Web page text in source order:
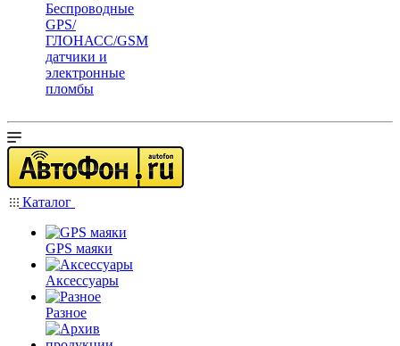
Беспроводные
GPS/
ГЛОНАСС/GSM
датчики и
электронные
пломбы
Каталог
GPS маяки
Аксессуары
Разное